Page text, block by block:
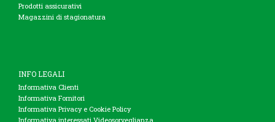
Prodotti assicurativi
Magazzini di stagionatura
INFO LEGALI
Informativa Clienti
Informativa Fornitori
Informativa Privacy e Cookie Policy
Informativa interessati Videosorveglianza